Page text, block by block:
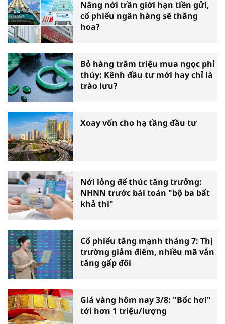
Nâng nới trần giới hạn tiền gửi,
cổ phiếu ngân hàng sẽ thăng
hoa?
Bỏ hàng trăm triệu mua ngọc phỉ
thúy: Kênh đầu tư mới hay chỉ là
trào lưu?
Xoay vốn cho hạ tầng đầu tư
Nới lỏng để thúc tăng trưởng:
NHNN trước bài toán "bộ ba bất
khả thi"
Cổ phiếu tăng mạnh tháng 7: Thị
trường giảm điểm, nhiều mã vẫn
tăng gấp đôi
Giá vàng hôm nay 3/8: "Bốc hơi"
tới hơn 1 triệu/lượng